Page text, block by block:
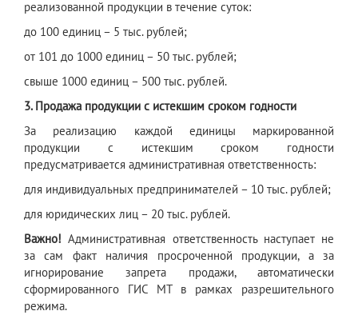
реализованной продукции в течение суток:
до 100 единиц – 5 тыс. рублей;
от 101 до 1000 единиц – 50 тыс. рублей;
свыше 1000 единиц – 500 тыс. рублей.
3. Продажа продукции с истекшим сроком годности
За реализацию каждой единицы маркированной
продукции с истекшим сроком годности
предусматривается административная ответственность:
для индивидуальных предпринимателей – 10 тыс. рублей;
для юридических лиц – 20 тыс. рублей.
Важно! Административная ответственность наступает не
за сам факт наличия просроченной продукции, а за
игнорирование запрета продажи, автоматически
сформированного ГИС МТ в рамках разрешительного
режима.